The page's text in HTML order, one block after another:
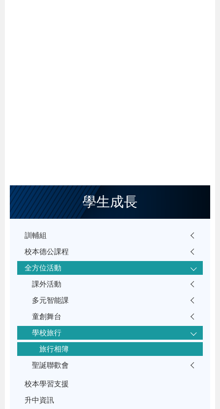
學生成長
訓輔組
校本德公課程
全方位活動
課外活動
多元智能課
童創舞台
學校旅行
旅行相簿
聖誕聯歡會
校本學習支援
升中資訊